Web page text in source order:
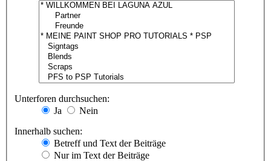
Unterforen durchsuchen:
Ja
Nein
Innerhalb suchen:
Betreff und Text der Beiträge
Nur im Text der Beiträge